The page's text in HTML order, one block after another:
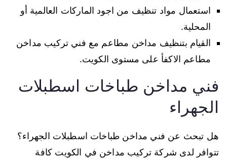
استعمال مواد تنظيف من اجود الماركات العالمية أو
المحلية.
القيام بتنظيف مداخن مطاعم مع فني تركيب مداخن
مطاعم الاكفأ على مستوى الكويت.
فني مداخن طباخات اسطبلات
الجهراء
هل تبحث عن فني مداخن طباخات اسطبلات الجهراء؟
تتوافر لدى شركة تركيب مداخن في الكويت كافة